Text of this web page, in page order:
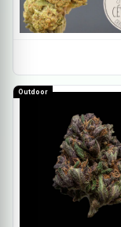
Outdoor